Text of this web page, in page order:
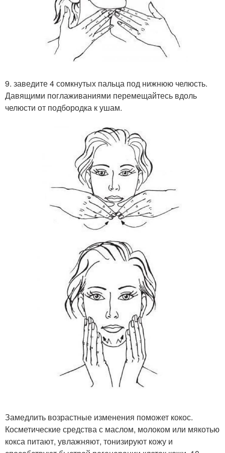
9. заведите 4 сомкнутых пальца под нижнюю челюсть.
Давящими поглаживаниями перемещайтесь вдоль
челюсти от подбородка к ушам.
Замедлить возрастные изменения поможет кокос.
Косметические средства с маслом, молоком или мякотью
кокса питают, увлажняют, тонизируют кожу и